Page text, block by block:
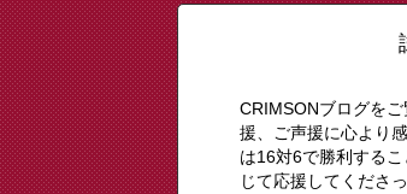
CRIMSONブログを
援、ご声援に心より
は16対6で勝利する
じて応援してくださ